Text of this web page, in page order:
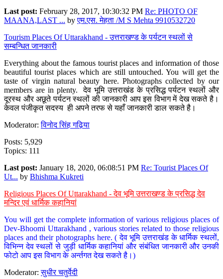
Last post: February 28, 2017, 10:30:32 PM Re: PHOTO OF
MAANA,LAST ... byएम.एस. मेहता /M S Mehta 9910532720
Tourism Places Of Uttarakhand - उत्तराखण्ड के पर्यटन स्थलों से
सम्बन्धित जानकारी
Everything about the famous tourist places and information of those
beautiful tourist places which are still untouched. You will get the
taste of virgin natural beauty here. Photographs collected by our
members are in plenty. देव भूमि उत्तराखंड के प्रसिद्ध पर्यटन स्थलों और
दूरस्थ और अछूते पर्यटन स्थलों की जानकारी आप इस विभाग में देख सकते है।
केवल पंजीकृत सदस्य ही अपने तरफ से यहाँ जानकारी डाल सकते है।
Moderator:विनोद सिंह गढ़िया
Posts: 5,929
Topics: 111
Last post: January 18, 2020, 06:08:51 PM Re: Tourist Places Of
Ut... by Bhishma Kukreti
Religious Places Of Uttarakhand - देव भूमि उत्तराखण्ड के प्रसिद्ध देव
मन्दिर एवं धार्मिक कहानियां
You will get the complete information of various religious places of
Dev-Bhoomi Uttarakhand , various stories related to those religious
places and their photographs here. ( देव भूमि उत्तराखंड के धार्मिक स्थलों,
विभिन्न देव स्थलों से जुड़ी धार्मिक कहानियां और संबंधित जानकारी और उनकी
फोटो आप इस विभाग के अर्न्तगत देख सकते है।)
Moderator:सुधीर चतुर्वेदी